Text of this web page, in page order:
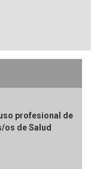
profesional de
os de Salud